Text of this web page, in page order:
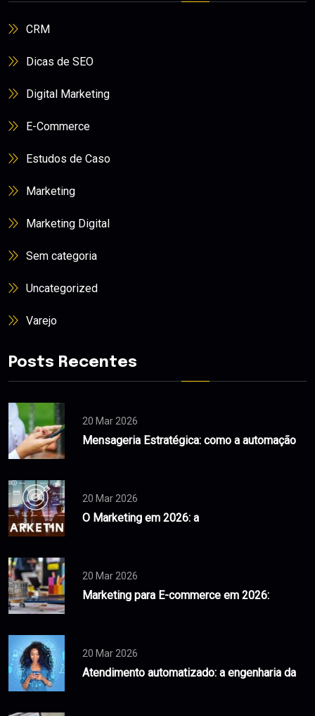
CRM
Dicas de SEO
Digital Marketing
E-Commerce
Estudos de Caso
Marketing
Marketing Digital
Sem categoria
Uncategorized
Varejo
Posts Recentes
20 Mar 2026
Mensageria Estratégica: como a automação
20 Mar 2026
O Marketing em 2026: a
20 Mar 2026
Marketing para E-commerce em 2026:
20 Mar 2026
Atendimento automatizado: a engenharia da